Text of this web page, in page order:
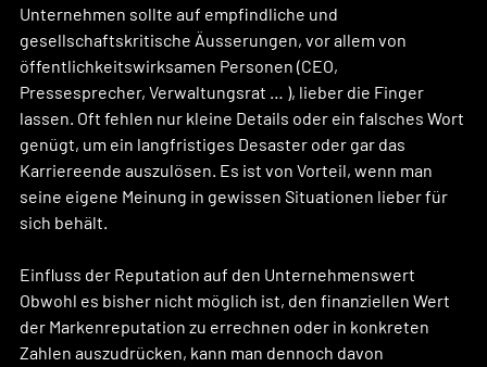
Unternehmen sollte auf empfindliche und
gesellschaftskritische Äusserungen, vor allem von
öffentlichkeitswirksamen Personen (CEO,
Pressesprecher, Verwaltungsrat … ), lieber die Finger
lassen. Oft fehlen nur kleine Details oder ein falsches Wort
genügt, um ein langfristiges Desaster oder gar das
Karriereende auszulösen. Es ist von Vorteil, wenn man
seine eigene Meinung in gewissen Situationen lieber für
sich behält.
Einfluss der Reputation auf den Unternehmenswert
Obwohl es bisher nicht möglich ist, den finanziellen Wert
der Markenreputation zu errechnen oder in konkreten
Zahlen auszudrücken, kann man dennoch davon